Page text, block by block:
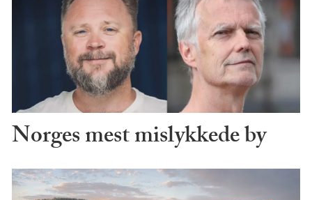
Norges mest mislykkede by